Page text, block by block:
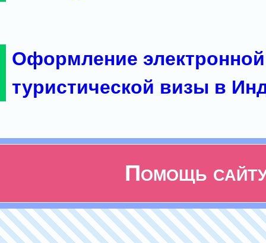
Оформление электронной
туристической визы в
Помощь